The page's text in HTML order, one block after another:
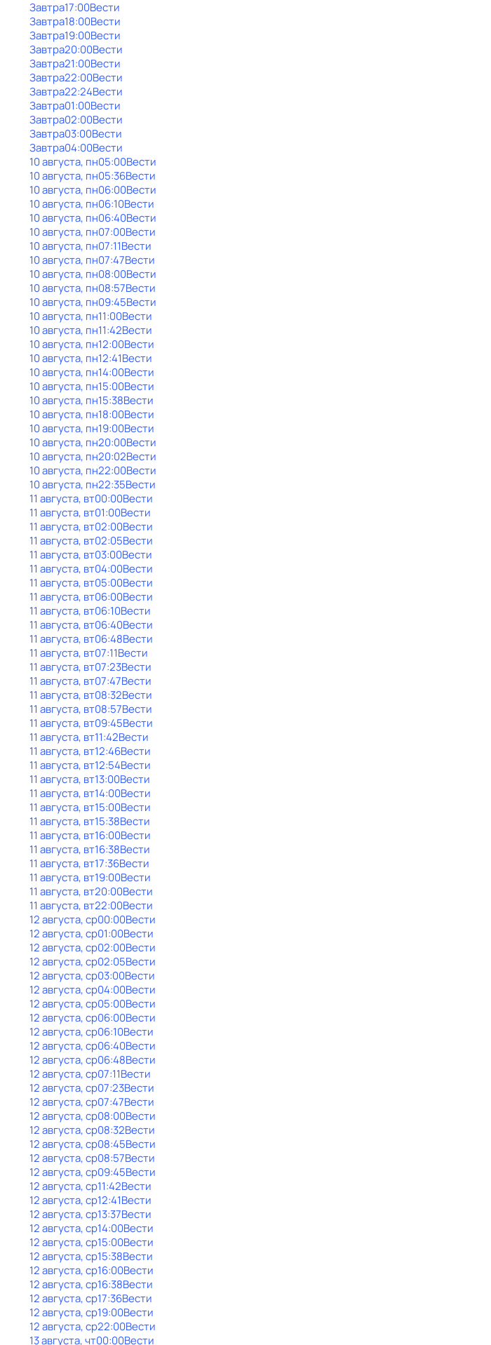
Завтра17:00Вести
Завтра18:00Вести
Завтра19:00Вести
Завтра20:00Вести
Завтра21:00Вести
Завтра22:00Вести
Завтра22:24Вести
Завтра01:00Вести
Завтра02:00Вести
Завтра03:00Вести
Завтра04:00Вести
10 августа, пн05:00Вести
10 августа, пн05:36Вести
10 августа, пн06:00Вести
10 августа, пн06:10Вести
10 августа, пн06:40Вести
10 августа, пн07:00Вести
10 августа, пн07:11Вести
10 августа, пн07:47Вести
10 августа, пн08:00Вести
10 августа, пн08:57Вести
10 августа, пн09:45Вести
10 августа, пн11:00Вести
10 августа, пн11:42Вести
10 августа, пн12:00Вести
10 августа, пн12:41Вести
10 августа, пн14:00Вести
10 августа, пн15:00Вести
10 августа, пн15:38Вести
10 августа, пн18:00Вести
10 августа, пн19:00Вести
10 августа, пн20:00Вести
10 августа, пн20:02Вести
10 августа, пн22:00Вести
10 августа, пн22:35Вести
11 августа, вт00:00Вести
11 августа, вт01:00Вести
11 августа, вт02:00Вести
11 августа, вт02:05Вести
11 августа, вт03:00Вести
11 августа, вт04:00Вести
11 августа, вт05:00Вести
11 августа, вт06:00Вести
11 августа, вт06:10Вести
11 августа, вт06:40Вести
11 августа, вт06:48Вести
11 августа, вт07:11Вести
11 августа, вт07:23Вести
11 августа, вт07:47Вести
11 августа, вт08:32Вести
11 августа, вт08:57Вести
11 августа, вт09:45Вести
11 августа, вт11:42Вести
11 августа, вт12:46Вести
11 августа, вт12:54Вести
11 августа, вт13:00Вести
11 августа, вт14:00Вести
11 августа, вт15:00Вести
11 августа, вт15:38Вести
11 августа, вт16:00Вести
11 августа, вт16:38Вести
11 августа, вт17:36Вести
11 августа, вт19:00Вести
11 августа, вт20:00Вести
11 августа, вт22:00Вести
12 августа, ср00:00Вести
12 августа, ср01:00Вести
12 августа, ср02:00Вести
12 августа, ср02:05Вести
12 августа, ср03:00Вести
12 августа, ср04:00Вести
12 августа, ср05:00Вести
12 августа, ср06:00Вести
12 августа, ср06:10Вести
12 августа, ср06:40Вести
12 августа, ср06:48Вести
12 августа, ср07:11Вести
12 августа, ср07:23Вести
12 августа, ср07:47Вести
12 августа, ср08:00Вести
12 августа, ср08:32Вести
12 августа, ср08:45Вести
12 августа, ср08:57Вести
12 августа, ср09:45Вести
12 августа, ср11:42Вести
12 августа, ср12:41Вести
12 августа, ср13:37Вести
12 августа, ср14:00Вести
12 августа, ср15:00Вести
12 августа, ср15:38Вести
12 августа, ср16:00Вести
12 августа, ср16:38Вести
12 августа, ср17:36Вести
12 августа, ср19:00Вести
12 августа, ср22:00Вести
13 августа, чт00:00Вести